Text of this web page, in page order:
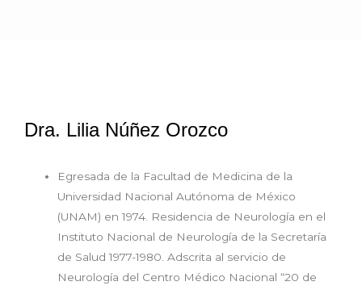
Dra. Lilia Núñez Orozco
Egresada de la Facultad de Medicina de la
Universidad Nacional Autónoma de México
(UNAM) en 1974. Residencia de Neurología en el
Instituto Nacional de Neurología de la Secretaría
de Salud 1977-1980. Adscrita al servicio de
Neurología del Centro Médico Nacional “20 de